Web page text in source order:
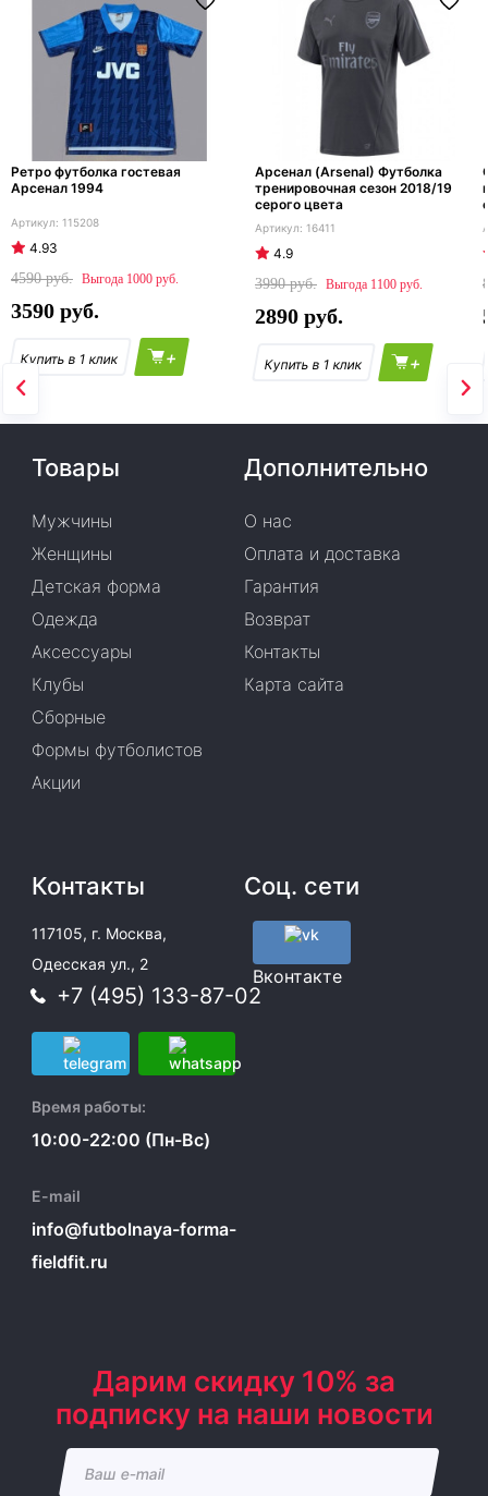
Ретро футболка гостевая
Арсенал 1994
115208
4.93
4590
1000
3590
+
Арсенал (Arsenal) Футболка
тренировочная сезон 2018/19
серого цвета
16411
4.9
3990
1100
2890
+
Товары
Мужчины
Женщины
Детская форма
Одежда
Аксессуары
Клубы
Сборные
Формы футболистов
Акции
Дополнительно
О нас
Оплата и доставка
Гарантия
Возврат
Контакты
Карта сайта
Контакты
117105, г. Москва,
Одесская ул., 2
+7 (495) 133-87-02
Время работы:
10:00-22:00 (Пн-Вс)
E-mail
info@futbolnaya-forma-
fieldfit.ru
Соц. сети
Вконтакте
Дарим скидку 10% за
подписку на наши новости